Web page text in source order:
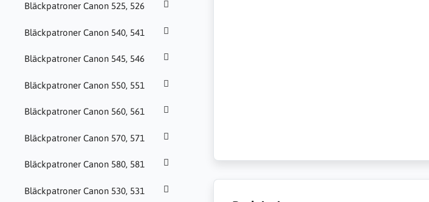
Bläckpatroner Canon 525, 526
Bläckpatroner Canon 540, 541
Bläckpatroner Canon 545, 546
Bläckpatroner Canon 550, 551
Bläckpatroner Canon 560, 561
Bläckpatroner Canon 570, 571
Bläckpatroner Canon 580, 581
Bläckpatroner Canon 530, 531